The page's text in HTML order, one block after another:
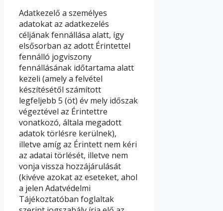
Adatkezelő a személyes
adatokat az adatkezelés
céljának fennállása alatt, így
elsősorban az adott Érintettel
fennálló jogviszony
fennállásának időtartama alatt
kezeli (amely a felvétel
készítésétől számított
legfeljebb 5 (öt) év mely időszak
végeztével az Érintettre
vonatkozó, általa megadott
adatok törlésre kerülnek),
illetve amíg az Érintett nem kéri
az adatai törlését, illetve nem
vonja vissza hozzájárulását
(kivéve azokat az eseteket, ahol
a jelen Adatvédelmi
Tájékoztatóban foglaltak